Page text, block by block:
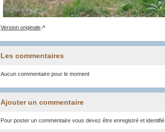
Version originale
Les commentaires
Aucun commentaire pour le moment
Ajouter un commentaire
Pour poster un commentaire vous devez être enregistré et identifié.